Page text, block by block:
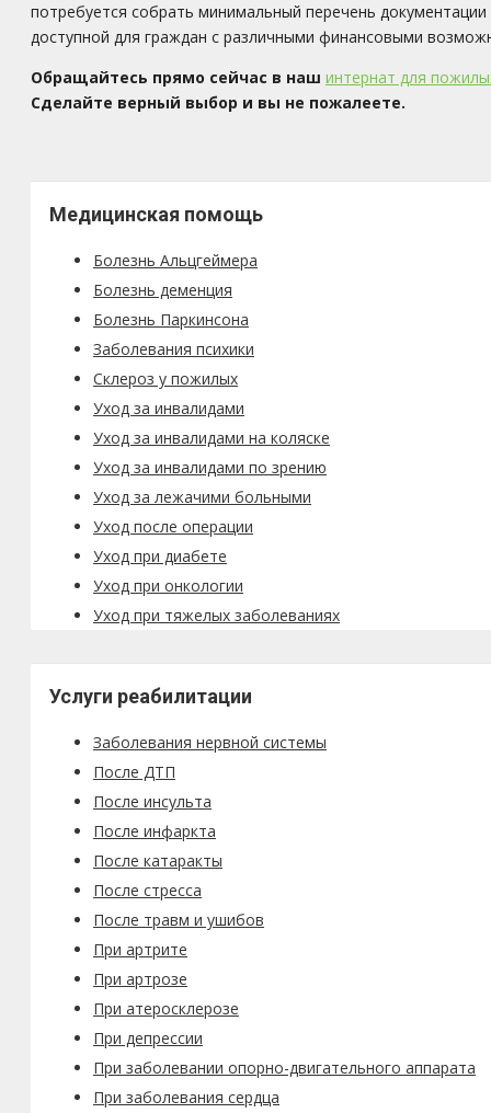
потребуется собрать минимальный перечень
доступной для граждан с различными финансовыми
Обращайтесь прямо сейчас в наш интернат для
Сделайте верный выбор и вы не пожалеете.
Медицинская помощь
Болезнь Альцгеймера
Болезнь деменция
Болезнь Паркинсона
Заболевания психики
Склероз у пожилых
Уход за инвалидами
Уход за инвалидами на коляске
Уход за инвалидами по зрению
Уход за лежачими больными
Уход после операции
Уход при диабете
Уход при онкологии
Уход при тяжелых заболеваниях
Услуги реабилитации
Заболевания нервной системы
После ДТП
После инсульта
После инфаркта
После катаракты
После стресса
После травм и ушибов
При артрите
При артрозе
При атеросклерозе
При депрессии
При заболевании опорно-двигательного аппарата
При заболевания сердца